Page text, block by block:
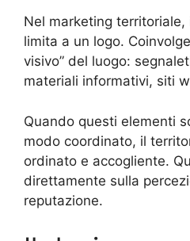
Nel marketing
limita a un logo.
visivo” del luogo:
materiali informativi, siti
Quando questi elementi
modo coordinato, il
ordinato e accogliente.
direttamente sulla
reputazione.